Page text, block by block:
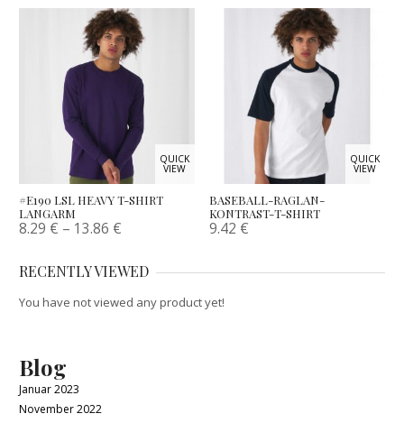
QUICK
VIEW
#E190 LSL HEAVY T-SHIRT
LANGARM
8.29 € – 13.86 €
QUICK
VIEW
BASEBALL-RAGLAN-
KONTRAST-T-SHIRT
9.42 €
RECENTLY VIEWED
You have not viewed any product yet!
Blog
Januar 2023
November 2022